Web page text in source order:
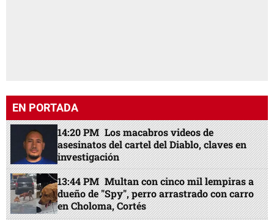
EN PORTADA
14:20 PM Los macabros videos de
asesinatos del cartel del Diablo, claves en
investigación
13:44 PM Multan con cinco mil lempiras a
dueño de "Spy", perro arrastrado con carro
en Choloma, Cortés